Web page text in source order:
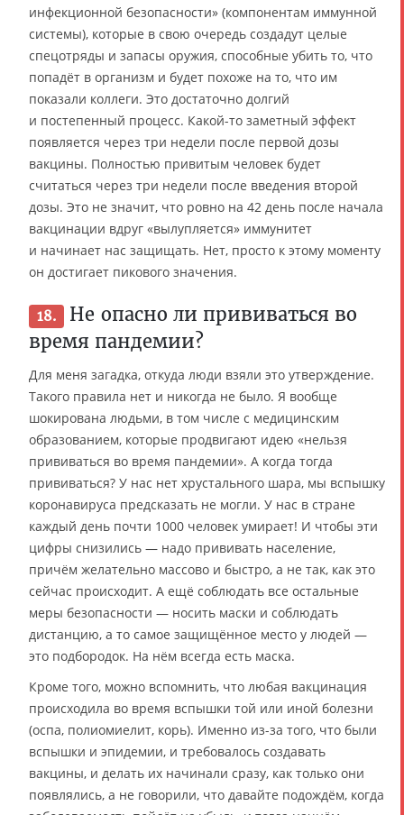
инфекционной безопасности» (компонентам иммунной
системы), которые в свою очередь создадут целые
спецотряды и запасы оружия, способные убить то, что
попадёт в организм и будет похоже на то, что им
показали коллеги. Это достаточно долгий
и постепенный процесс. Какой-то заметный эффект
появляется через три недели после первой дозы
вакцины. Полностью привитым человек будет
считаться через три недели после введения второй
дозы. Это не значит, что ровно на 42 день после начала
вакцинации вдруг «вылупляется» иммунитет
и начинает нас защищать. Нет, просто к этому моменту
он достигает пикового значения.
18.
Не опасно ли прививаться во
время пандемии?
Для меня загадка, откуда люди взяли это утверждение.
Такого правила нет и никогда не было. Я вообще
шокирована людьми, в том числе с медицинским
образованием, которые продвигают идею «нельзя
прививаться во время пандемии». А когда тогда
прививаться? У нас нет хрустального шара, мы вспышку
коронавируса предсказать не могли. У нас в стране
каждый день почти 1000 человек умирает! И чтобы эти
цифры снизились — надо прививать население,
причём желательно массово и быстро, а не так, как это
сейчас происходит. А ещё соблюдать все остальные
меры безопасности — носить маски и соблюдать
дистанцию, а то самое защищённое место у людей —
это подбородок. На нём всегда есть маска.
Кроме того, можно вспомнить, что любая вакцинация
происходила во время вспышки той или иной болезни
(оспа, полиомиелит, корь). Именно из-за того, что были
вспышки и эпидемии, и требовалось создавать
вакцины, и делать их начинали сразу, как только они
появлялись, а не говорили, что давайте подождём, когда